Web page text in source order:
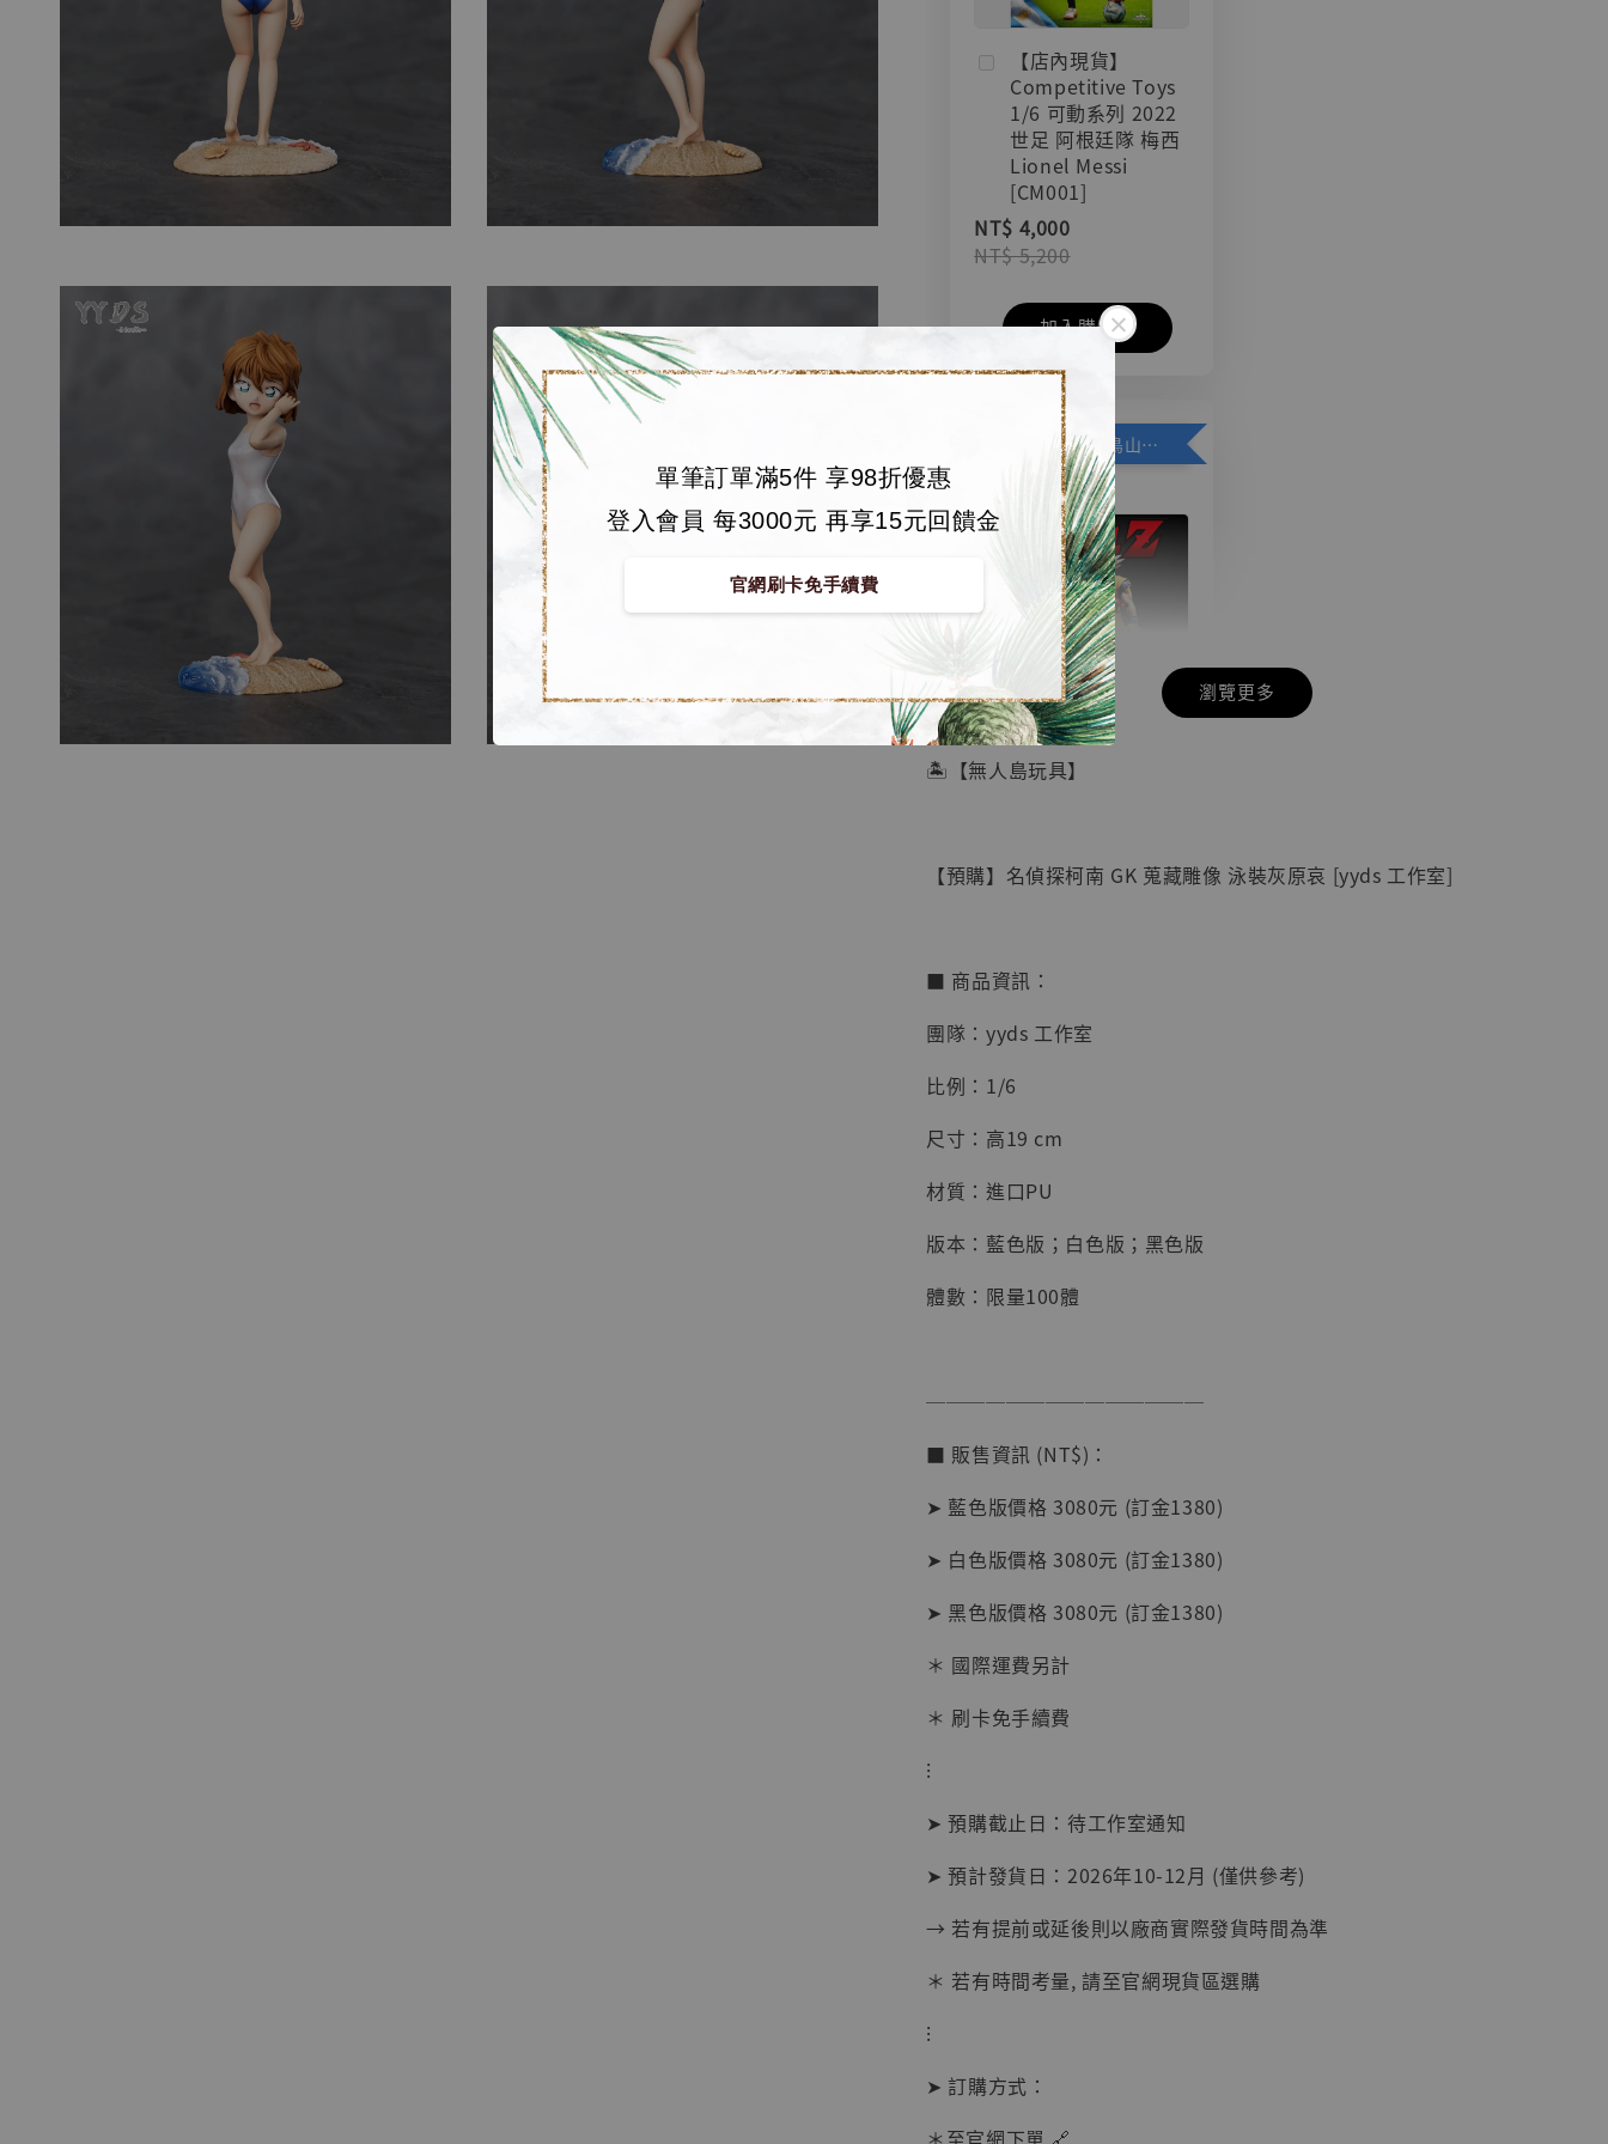
單筆訂單滿5件 享98折優惠
登入會員 每3000元 再享15元回饋金
官網刷卡免手續費
【店內現貨】
Competitive Toys
1/6 可動系列 2022
世足 阿根廷隊 梅西
Lionel Messi
[CM001]
NT$ 4,000
NT$ 5,200
加入購物車
加購優惠【悟空 鳥山明紀念款 [奇蹟工作室]】
【店內現貨】七龍珠
系列蒐藏雕像 悟空
NT$ 4,280
- +
加入購物車
系列蒐藏雕像 布魯
克達摩 [7STARS
Studio]
NT$ 1,870
-
【現貨】
BJSTUDIO 1/6系列
可動蒐藏人偶 讓子
瀏覽更多
🏝【無人島玩具】
【預購】名偵探柯南 GK 蒐藏雕像 泳裝灰原哀 [yyds 工作室]
■ 商品資訊：
團隊：yyds 工作室
比例：1/6
尺寸：高19 cm
材質：進口PU
版本：藍色版；白色版；黑色版
體數：限量100體
──────────────
■ 販售資訊 (NT$)：
➤ 藍色版價格 3080元 (訂金1380)
➤ 白色版價格 3080元 (訂金1380)
➤ 黑色版價格 3080元 (訂金1380)
＊ 國際運費另計
＊ 刷卡免手續費
⁝
➤ 預購截止日：待工作室通知
➤ 預計發貨日：2026年10-12月 (僅供參考)
→ 若有提前或延後則以廠商實際發貨時間為準
＊ 若有時間考量, 請至官網現貨區選購
⁝
➤ 訂購方式：
＊至官網下單 🔗